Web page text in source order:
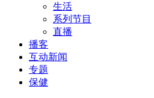
生活
系列节目
直播
播客
互动新闻
专题
保健